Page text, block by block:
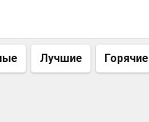
Лучшие Горячие